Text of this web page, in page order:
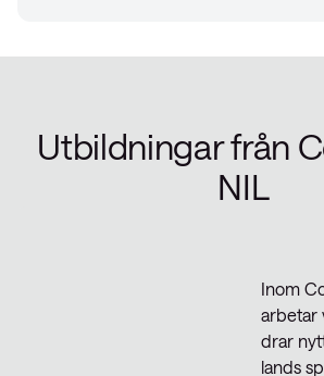
Utbildningar från
NIL
Inom
arbetar
drar
lands